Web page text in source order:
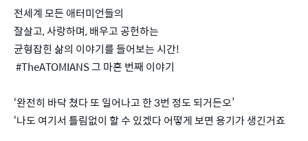
전세계 모든 애터미언들의
잘살고, 사랑하며, 배우고 공헌하는
균형잡힌 삶의 이야기를 들어보는 시간!
#TheATOMIANS 그 마흔 번째 이야기
‘완전히 바닥 쳤다 또 일어나고 한 3번 정도 되거든오’
‘나도 여기서 틀림없이 할 수 있겠다 어떻게 보면 용기가 생긴거죠